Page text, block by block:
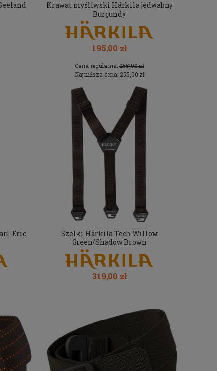
Krawat myśliwski Härkila jedwabny
Burgundy
195,00 zł
Cena regularna:255,00 zł
Najniższa cena:255,00 zł
Eric
Szelki Härkila Tech Willow
Green/Shadow Brown
319,00 zł